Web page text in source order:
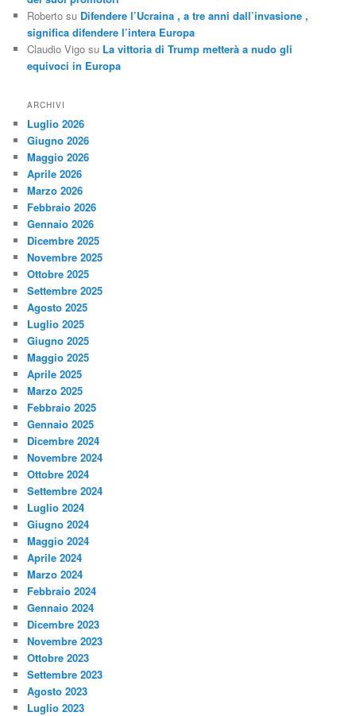
Roberto su Difendere l’Ucraina , a tre anni dall’invasione ,
significa difendere l’intera Europa
Claudio Vigo su La vittoria di Trump metterà a nudo gli
equivoci in Europa
ARCHIVI
Luglio 2026
Giugno 2026
Maggio 2026
Aprile 2026
Marzo 2026
Febbraio 2026
Gennaio 2026
Dicembre 2025
Novembre 2025
Ottobre 2025
Settembre 2025
Agosto 2025
Luglio 2025
Giugno 2025
Maggio 2025
Aprile 2025
Marzo 2025
Febbraio 2025
Gennaio 2025
Dicembre 2024
Novembre 2024
Ottobre 2024
Settembre 2024
Luglio 2024
Giugno 2024
Maggio 2024
Aprile 2024
Marzo 2024
Febbraio 2024
Gennaio 2024
Dicembre 2023
Novembre 2023
Ottobre 2023
Settembre 2023
Agosto 2023
Luglio 2023